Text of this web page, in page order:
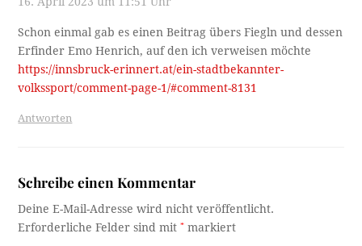
Schon einmal gab es einen Beitrag übers Fiegln und dessen
Erfinder Emo Henrich, auf den ich verweisen möchte
https://innsbruck-erinnert.at/ein-stadtbekannter-
volkssport/comment-page-1/#comment-8131
Antworten
Schreibe einen Kommentar
Deine E-Mail-Adresse wird nicht veröffentlicht.
Erforderliche Felder sind mit* markiert